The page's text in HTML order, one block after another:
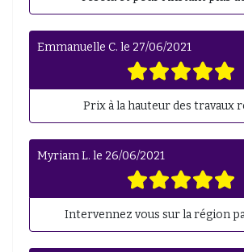
Emmanuelle C. le 27/06/2021
Prix à la hauteur des travaux
Myriam L. le 26/06/2021
Intervennez vous sur la région